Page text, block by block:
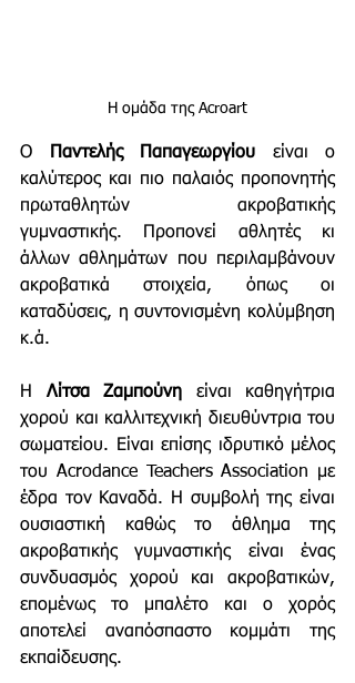
Η ομάδα της Acroart
Ο Παντελής Παπαγεωργίου είναι ο
καλύτερος και πιο παλαιός προπονητής
πρωταθλητών ακροβατικής
γυμναστικής. Προπονεί αθλητές κι
άλλων αθλημάτων που περιλαμβάνουν
ακροβατικά στοιχεία, όπως οι
καταδύσεις, η συντονισμένη κολύμβηση
κ.ά.
Η Λίτσα Ζαμπούνη είναι καθηγήτρια
χορού και καλλιτεχνική διευθύντρια του
σωματείου. Είναι επίσης ιδρυτικό μέλος
του Acrodance Teachers Association με
έδρα τον Καναδά. Η συμβολή της είναι
ουσιαστική καθώς το άθλημα της
ακροβατικής γυμναστικής είναι ένας
συνδυασμός χορού και ακροβατικών,
επομένως το μπαλέτο και ο χορός
αποτελεί αναπόσπαστο κομμάτι της
εκπαίδευσης.